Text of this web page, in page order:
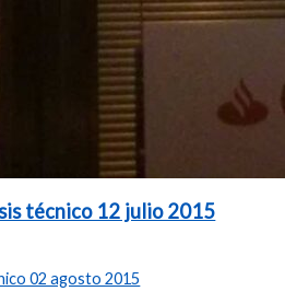
técnico 12 julio 2015